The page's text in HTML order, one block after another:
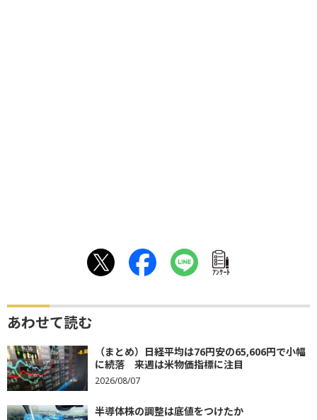
ｱﾝｹｰﾄ
あわせて読む
（まとめ）日経平均は76円安の65,606円で小幅
に続落 来週は米物価指標に注目
2026/08/07
半導体株の調整は底値をつけたか